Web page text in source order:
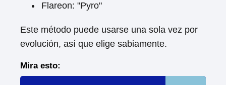
Flareon: "Pyro"
Este método puede usarse una sola vez por
evolución, así que elige sabiamente.
Mira esto: